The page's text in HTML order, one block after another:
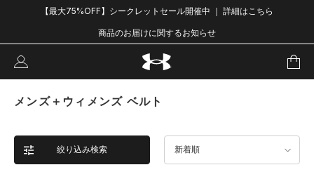
【最大75%OFF】シークレットセール開催中 ｜ 詳細はこちら
商品のお届けに関するお知らせ
メンズ＋ウィメンズ ベルト
絞り込み検索 新着順